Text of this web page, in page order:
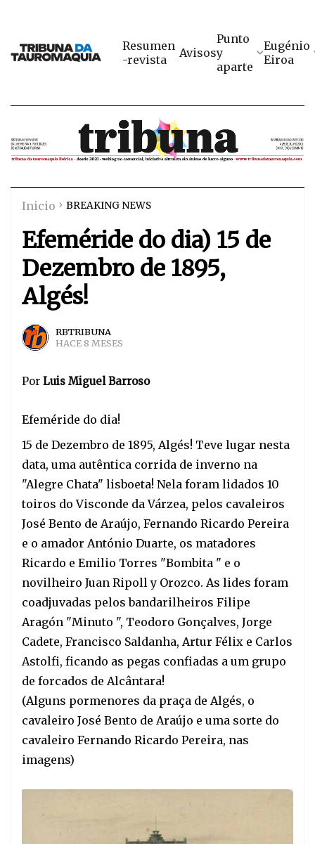
Resumen
-revista
Avisos
Punto
y
aparte
Eugénio
Eiroa
Inicio BREAKING NEWS
Efeméride do dia) 15 de
Dezembro de 1895,
Algés!
RBTRIBUNA
HACE 8 MESES
Por Luis Miguel Barroso
Efeméride do dia!
15 de Dezembro de 1895, Algés! Teve lugar nesta
data, uma autêntica corrida de inverno na
"Alegre Chata" lisboeta! Nela foram lidados 10
toiros do Visconde da Várzea, pelos cavaleiros
José Bento de Araújo, Fernando Ricardo Pereira
e o amador António Duarte, os matadores
Ricardo e Emilio Torres "Bombita " e o
novilheiro Juan Ripoll y Orozco. As lides foram
coadjuvadas pelos bandarilheiros Filipe
Aragón "Minuto ", Teodoro Gonçalves, Jorge
Cadete, Francisco Saldanha, Artur Félix e Carlos
Astolfi, ficando as pegas confiadas a um grupo
de forcados de Alcântara!
(Alguns pormenores da praça de Algés, o
cavaleiro José Bento de Araújo e uma sorte do
cavaleiro Fernando Ricardo Pereira, nas
imagens)